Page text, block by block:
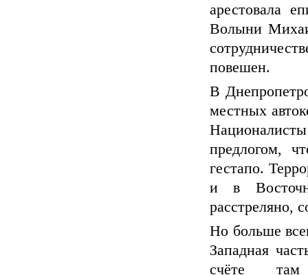
арестовала
Волыни
повешен.
В
местных
предлогом,
гестапо.
и в
расстреляно,
Но больше
Западная
счёте